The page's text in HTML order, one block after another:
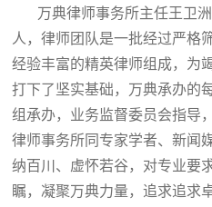
万典律师事务所主任王卫洲
人，律师团队是一批经过严格
经验丰富的精英律师组成，为
打下了坚实基础，万典承办的
组承办，业务监督委员会指导
律师事务所同专家学者、新闻
纳百川、虚怀若谷，对专业要
瞩，凝聚万典力量，追求追求